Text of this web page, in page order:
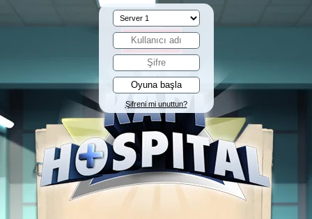
Şifreni mi unuttun?